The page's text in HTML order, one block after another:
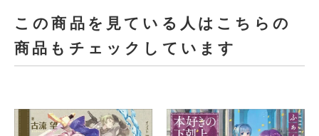
この商品を見ている人はこちらの
商品もチェックしています